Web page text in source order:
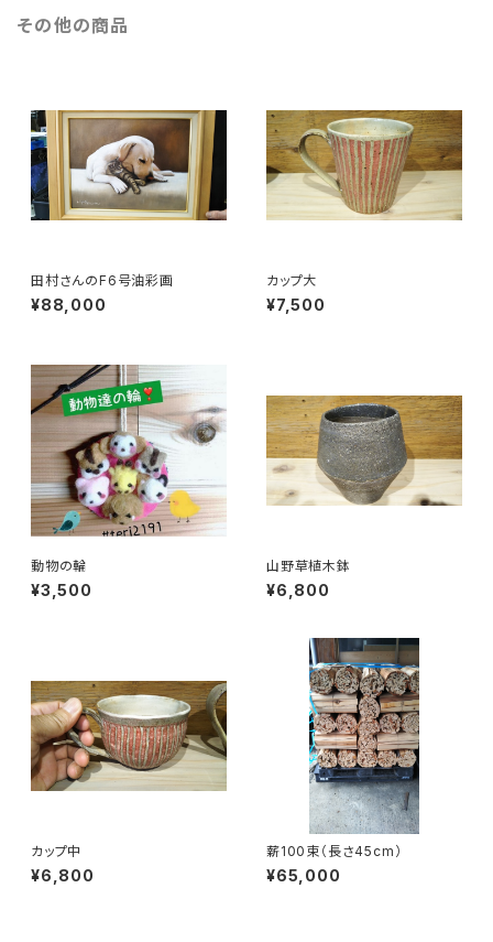
その他の商品
田村さんのF6号油彩画
¥88,000
カップ大
¥7,500
動物の輪
¥3,500
山野草植木鉢
¥6,800
カップ中
¥6,800
薪100束（長さ45cm）
¥65,000